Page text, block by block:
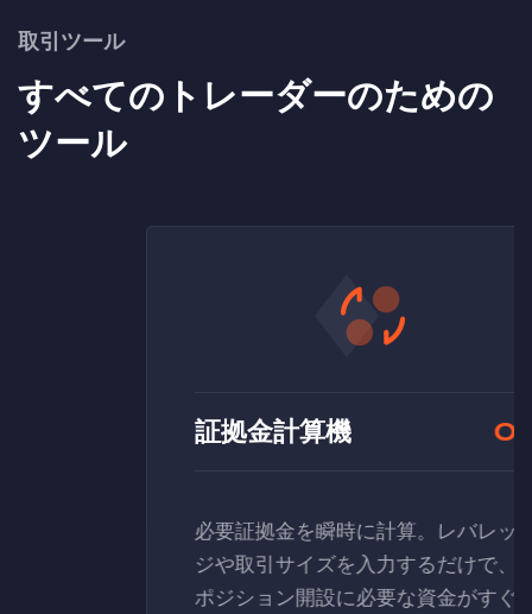
取引ツール
すべてのトレーダーのための
ツール
ピップ値計算機
証拠金計算機
必要証拠金を瞬時に計算。レバレッ
ジや取引サイズを入力するだけで、
ポジション開設に必要な資金がすぐ